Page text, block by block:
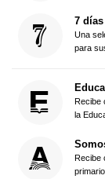
7
Una
para
Recibe
la
Recibe
primario